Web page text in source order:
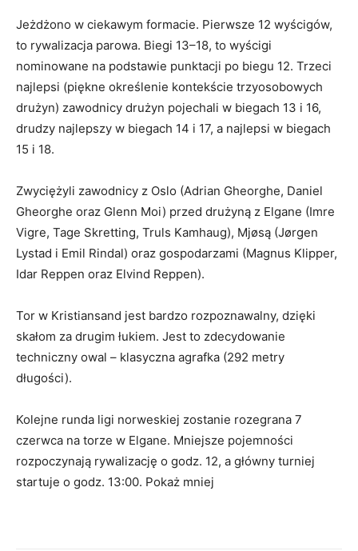
Jeżdżono w ciekawym formacie. Pierwsze 12 wyścigów,
to rywalizacja parowa. Biegi 13–18, to wyścigi
nominowane na podstawie punktacji po biegu 12. Trzeci
najlepsi (piękne określenie kontekście trzyosobowych
drużyn) zawodnicy drużyn pojechali w biegach 13 i 16,
drudzy najlepszy w biegach 14 i 17, a najlepsi w biegach
15 i 18.
Zwyciężyli zawodnicy z Oslo (Adrian Gheorghe, Daniel
Gheorghe oraz Glenn Moi) przed drużyną z Elgane (Imre
Vigre, Tage Skretting, Truls Kamhaug), Mjøsą (Jørgen
Lystad i Emil Rindal) oraz gospodarzami (Magnus Klipper,
Idar Reppen oraz Elvind Reppen).
Tor w Kristiansand jest bardzo rozpoznawalny, dzięki
skałom za drugim łukiem. Jest to zdecydowanie
techniczny owal – klasyczna agrafka (292 metry
długości).
Kolejne runda ligi norweskiej zostanie rozegrana 7
czerwca na torze w Elgane. Mniejsze pojemności
rozpoczynają rywalizację o godz. 12, a główny turniej
startuje o godz. 13:00. Pokaż mniej